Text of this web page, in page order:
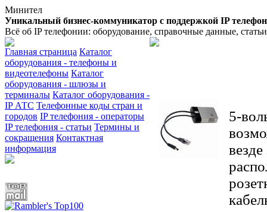
Минител
Уникальный бизнес-коммуникатор с поддержкой IP
Всё об IP телефонии: оборудование, справочные данные,
Главная страница Каталог
оборудования - телефоны и
видеотелефоны Каталог
оборудования - шлюзы и
терминалы Каталог оборудования -
IP АТС Телефонные коды стран и
городов IP телефония - операторы
IP телефония - статьи Термины и
сокращения Контактная
информация
5-